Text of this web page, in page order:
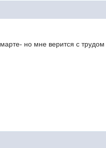
но мне верится с трудом